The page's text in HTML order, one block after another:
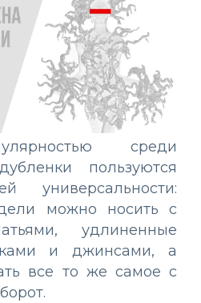
среди
пользуются
универсальности:
можно носить с
удлиненные
и джинсами, а
все то же самое с